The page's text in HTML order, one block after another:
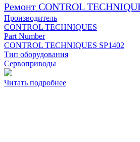
Ремонт CONTROL
Производитель
CONTROL TECHNIQUES
Part Number
CONTROL TECHNIQUES SP1402
Тип оборудования
Сервоприводы
Читать подробнее